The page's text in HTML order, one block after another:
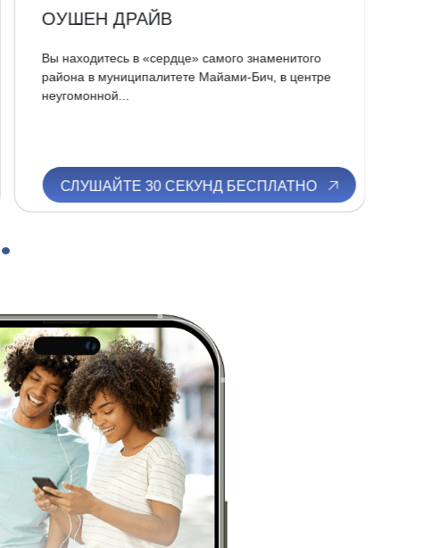
ОУШЕН ДРАЙВ
Вы находитесь в «сердце» самого знаменитого
района в муниципалитете Майами-Бич, в центре
неугомонной...
СЛУШАЙТЕ 30 СЕКУНД БЕСПЛАТНО